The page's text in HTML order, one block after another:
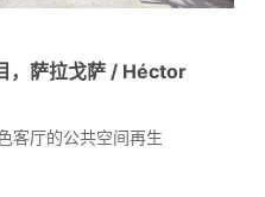
，萨拉戈萨 / Héctor
客厅的公共空间再生